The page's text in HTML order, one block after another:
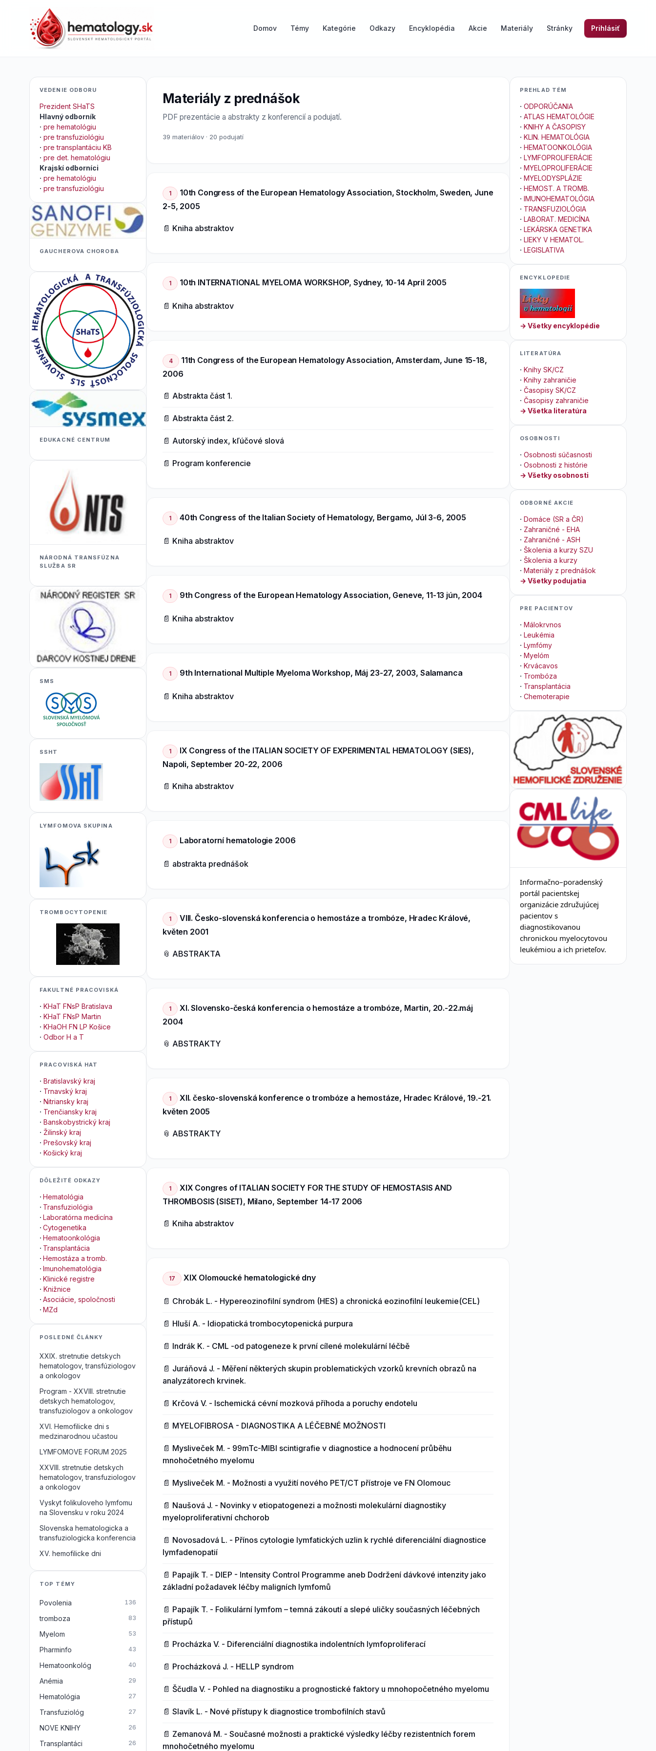
Domov Témy Kategórie Odkazy Encyklopédia Akcie Materiály Stránky Prihlásiť
Materiály z prednášok
PDF prezentácie a abstrakty z konferencií a podujatí.
39 materiálov · 20 podujatí
1
10th Congress of the European Hematology Association, Stockholm, Sweden, June
2-5, 2005
📄 Kniha abstraktov
1 10th INTERNATIONAL MYELOMA WORKSHOP, Sydney, 10-14 April 2005
📄 Kniha abstraktov
4
11th Congress of the European Hematology Association, Amsterdam, June 15-18,
2006
📄 Abstrakta část 1.
📄 Abstrakta část 2.
📄 Autorský index, kľúčové slová
📄 Program konferencie
1 40th Congress of the Italian Society of Hematology, Bergamo, Júl 3-6, 2005
📄 Kniha abstraktov
1 9th Congress of the European Hematology Association, Geneve, 11-13 jún, 2004
📄 Kniha abstraktov
1 9th International Multiple Myeloma Workshop, Máj 23-27, 2003, Salamanca
📄 Kniha abstraktov
1
IX Congress of the ITALIAN SOCIETY OF EXPERIMENTAL HEMATOLOGY (SIES),
Napoli, September 20-22, 2006
📄 Kniha abstraktov
1 Laboratorní hematologie 2006
📄 abstrakta prednášok
1
VIII. Česko-slovenská konferencia o hemostáze a trombóze, Hradec Králové,
květen 2001
📎 ABSTRAKTA
1
XI. Slovensko-česká konferencia o hemostáze a trombóze, Martin, 20.-22.máj
2004
📎 ABSTRAKTY
1
XII. česko-slovenská konference o trombóze a hemostáze, Hradec Králové, 19.-21.
květen 2005
📎 ABSTRAKTY
1
XIX Congres of ITALIAN SOCIETY FOR THE STUDY OF HEMOSTASIS AND
THROMBOSIS (SISET), Milano, September 14-17 2006
📄 Kniha abstraktov
17 XIX Olomoucké hematologické dny
📄 Chrobák L. - Hypereozinofilní syndrom (HES) a chronická eozinofilní leukemie(CEL)
📄 Hluší A. - Idiopatická trombocytopenická purpura
📄 Indrák K. - CML -od patogeneze k první cílené molekulární léčbě
📄 Juráňová J. - Měření některých skupin problematických vzorků krevních obrazů na
analyzátorech krvinek.
📄 Krčová V. - Ischemická cévní mozková příhoda a poruchy endotelu
📄 MYELOFIBROSA - DIAGNOSTIKA A LÉČEBNÉ MOŽNOSTI
📄 Mysliveček M. - 99mTc-MIBI scintigrafie v diagnostice a hodnocení průběhu
mnohočetného myelomu
📄 Mysliveček M. - Možnosti a využití nového PET/CT přístroje ve FN Olomouc
📄 Naušová J. - Novinky v etiopatogenezi a možnosti molekulární diagnostiky
myeloproliferativní chchorob
📄 Novosadová L. - Přínos cytologie lymfatických uzlin k rychlé diferenciální diagnostice
lymfadenopatií
📄 Papajík T. - DIEP - Intensity Control Programme aneb Dodržení dávkové intenzity jako
základní požadavek léčby maligních lymfomů
📄 Papajík T. - Folikulární lymfom – temná zákoutí a slepé uličky současných léčebných
přístupů
📄 Procházka V. - Diferenciální diagnostika indolentních lymfoproliferací
📄 Procházková J. - HELLP syndrom
📄 Ščudla V. - Pohled na diagnostiku a prognostické faktory u mnohopočetného myelomu
📄 Slavík L. - Nové přístupy k diagnostice trombofilních stavů
📄 Zemanová M. - Současné možnosti a praktické výsledky léčby rezistentních forem
mnohočetného myelomu
VEDENIE ODBORU
Prezident SHaTS
Hlavný odborník
· pre hematológiu
· pre transfuziológiu
· pre transplantáciu KB
· pre det. hematológiu
Krajskí odborníci
· pre hematológiu
· pre transfuziológiu
GAUCHEROVA CHOROBA
EDUKACNÉ CENTRUM
NÁRODNÁ TRANSFÚZNA
SLUŽBA SR
SMS
SSHT
LYMFOMOVA SKUPINA
TROMBOCYTOPENIE
FAKULTNÉ PRACOVISKÁ
· KHaT FNsP Bratislava
· KHaT FNsP Martin
· KHaOH FN LP Košice
· Odbor H a T
PRACOVISKÁ HAT
· Bratislavský kraj
· Trnavský kraj
· Nitriansky kraj
· Trenčiansky kraj
· Banskobystrický kraj
· Žilinský kraj
· Prešovský kraj
· Košický kraj
DÔLEŽITÉ ODKAZY
· Hematológia
· Transfuziológia
· Laboratórna medicína
· Cytogenetika
· Hematoonkológia
· Transplantácia
· Hemostáza a tromb.
· Imunohematológia
· Klinické registre
· Knižnice
· Asociácie, spoločnosti
· MZd
POSLEDNÉ ČLÁNKY
XXIX. stretnutie detskych
hematologov, transfúziologov
a onkologov
Program - XXVIII. stretnutie
detskych hematologov,
transfuziologov a onkologov
XVI. Hemofilicke dni s
medzinarodnou učastou
LYMFOMOVE FORUM 2025
XXVIII. stretnutie detskych
hematologov, transfuziologov
a onkologov
Vyskyt folikuloveho lymfomu
na Slovensku v roku 2024
Slovenska hematologicka a
transfuziologicka konferencia
XV. hemofilicke dni
TOP TÉMY
Povolenia 136
tromboza 83
Myelom 53
Pharminfo 43
Hematoonkológ 40
Anémia 29
Hematológia 27
Transfuziológ 27
NOVE KNIHY 26
Transplantáci 26
PREHLAD TÉM
· ODPORÚČANIA
· ATLAS HEMATOLÓGIE
· KNIHY A ČASOPISY
· KLIN. HEMATOLÓGIA
· HEMATOONKOLÓGIA
· LYMFOPROLIFERÁCIE
· MYELOPROLIFERÁCIE
· MYELODYSPLÁZIE
· HEMOST. A TROMB.
· IMUNOHEMATOLÓGIA
· TRANSFUZIOLÓGIA
· LABORAT. MEDICÍNA
· LEKÁRSKA GENETIKA
· LIEKY V HEMATOL.
· LEGISLATIVA
ENCYKLOPEDIE
→ Všetky encyklopédie
LITERATÚRA
· Knihy SK/CZ
· Knihy zahraničie
· Časopisy SK/CZ
· Časopisy zahraničie
→ Všetka literatúra
OSOBNOSTI
· Osobnosti súčasnosti
· Osobnosti z histórie
→ Všetky osobnosti
ODBORNÉ AKCIE
· Domáce (SR a ČR)
· Zahraničné - EHA
· Zahraničné - ASH
· Školenia a kurzy SZU
· Školenia a kurzy
· Materiály z prednášok
→ Všetky podujatia
PRE PACIENTOV
· Málokrvnos
· Leukémia
· Lymfómy
· Myelóm
· Krvácavos
· Trombóza
· Transplantácia
· Chemoterapie
Informačno–poradenský
portál pacientskej
organizácie združujúcej
pacientov s
diagnostikovanou
chronickou myelocytovou
leukémiou a ich prieteľov.